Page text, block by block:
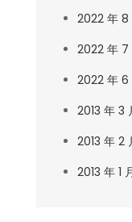
2022 年 8
2022 年 7
2022 年 6
2013 年 3
2013 年 2
2013 年 1